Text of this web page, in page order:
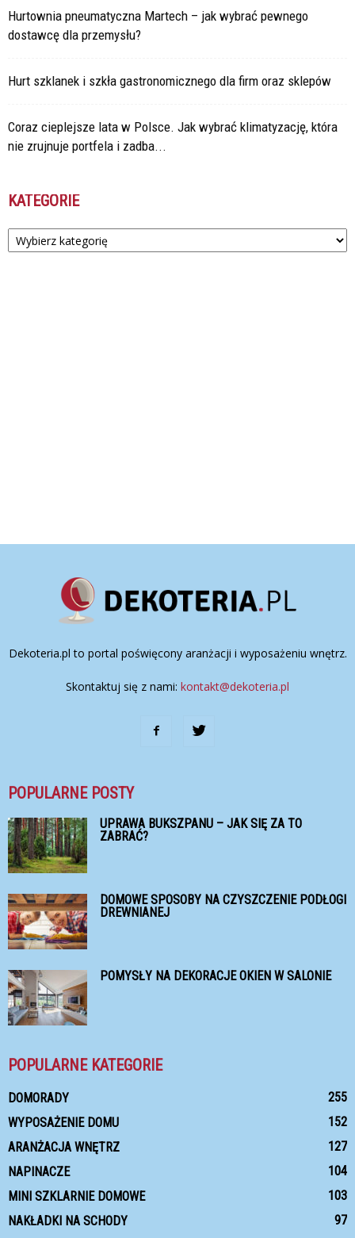
Hurtownia pneumatyczna Martech – jak wybrać pewnego
dostawcę dla przemysłu?
Hurt szklanek i szkła gastronomicznego dla firm oraz sklepów
Coraz cieplejsze lata w Polsce. Jak wybrać klimatyzację, która
nie zrujnuje portfela i zadba...
KATEGORIE
Kategorie
Dekoteria.pl to portal poświęcony aranżacji i wyposażeniu wnętrz.
Skontaktuj się z nami: kontakt@dekoteria.pl
POPULARNE POSTY
UPRAWA BUKSZPANU – JAK SIĘ ZA TO
ZABRAĆ?
DOMOWE SPOSOBY NA CZYSZCZENIE PODŁOGI
DREWNIANEJ
POMYSŁY NA DEKORACJE OKIEN W SALONIE
POPULARNE KATEGORIE
DOMORADY
255
WYPOSAŻENIE DOMU
152
ARANŻACJA WNĘTRZ
127
NAPINACZE
104
MINI SZKLARNIE DOMOWE
103
NAKŁADKI NA SCHODY
97